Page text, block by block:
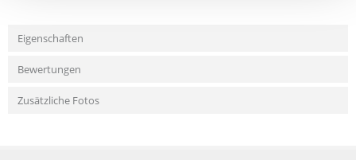
Eigenschaften
Bewertungen
Zusätzliche Fotos